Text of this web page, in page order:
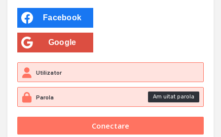
Facebook
Google
Am uitat parola